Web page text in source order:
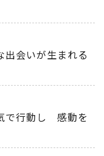
出会いが生まれる
で行動し 感動を